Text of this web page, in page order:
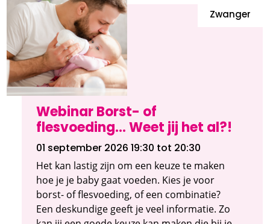
Webinar Borst- of
flesvoeding... Weet jij het al?!
Zwanger
01 september 2026 19:30 tot 20:30
Het kan lastig zijn om een keuze te maken
hoe je je baby gaat voeden. Kies je voor
borst- of flesvoeding, of een combinatie?
Een deskundige geeft je veel informatie. Zo